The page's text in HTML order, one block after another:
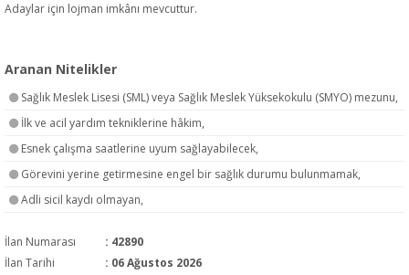
Adaylar için lojman imkânı mevcuttur.
Aranan Nitelikler
Sağlık Meslek Lisesi (SML) veya Sağlık Meslek Yüksekokulu (SMYO) mezunu,
İlk ve acil yardım tekniklerine hâkim,
Esnek çalışma saatlerine uyum sağlayabilecek,
Görevini yerine getirmesine engel bir sağlık durumu bulunmamak,
Adli sicil kaydı olmayan,
İlan Numarası
: 42890
İlan Tarihi
: 06 Ağustos 2026